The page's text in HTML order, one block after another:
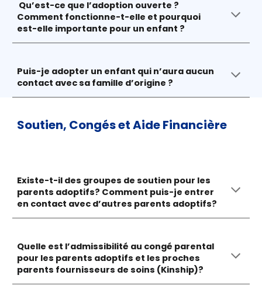
Qu’est-ce que l’adoption ouverte ?
Comment fonctionne-t-elle et pourquoi
est-elle importante pour un enfant ?
Puis-je adopter un enfant qui n’aura aucun
contact avec sa famille d’origine ?
Soutien, Congés et Aide Financière
Existe-t-il des groupes de soutien pour les
parents adoptifs? Comment puis-je entrer
en contact avec d’autres parents adoptifs?
Quelle est l’admissibilité au congé parental
pour les parents adoptifs et les proches
parents fournisseurs de soins (Kinship)?